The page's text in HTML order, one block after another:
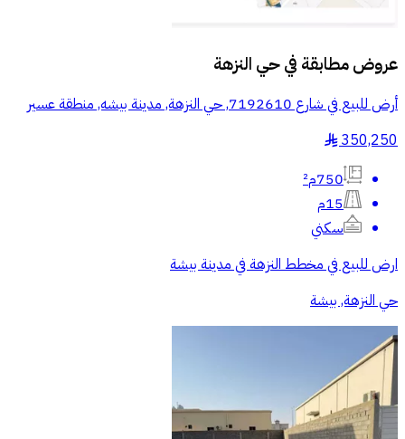
عروض مطابقة فيحي النزهة
أرض للبيع في شارع 7192610, حي النزهة, مدينة بيشه, منطقة عسير
350,250
§
750م²
15م
سكني
ارض للبيع في مخطط النزهة في مدينة بيشة
حي النزهة, بيشة